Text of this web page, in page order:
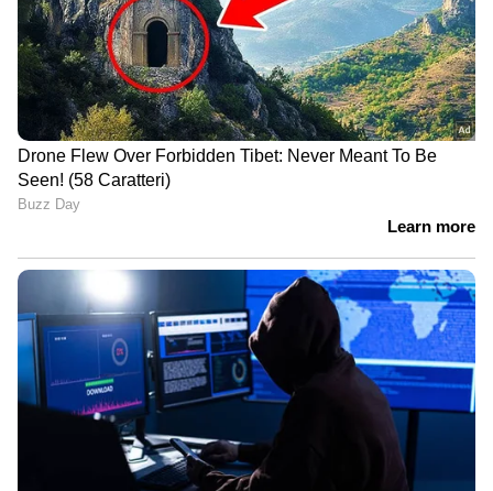
LATEST VIDEOS
മാതൃക ചോദ്യങ്ങൾ അതേപടി
പരീക്ഷയ്ക്ക്; ആരോഗ്യ
സര്‍വകലാശാല MBBS പരീക്ഷയിൽ
ഗുരുതര വീഴ്ച